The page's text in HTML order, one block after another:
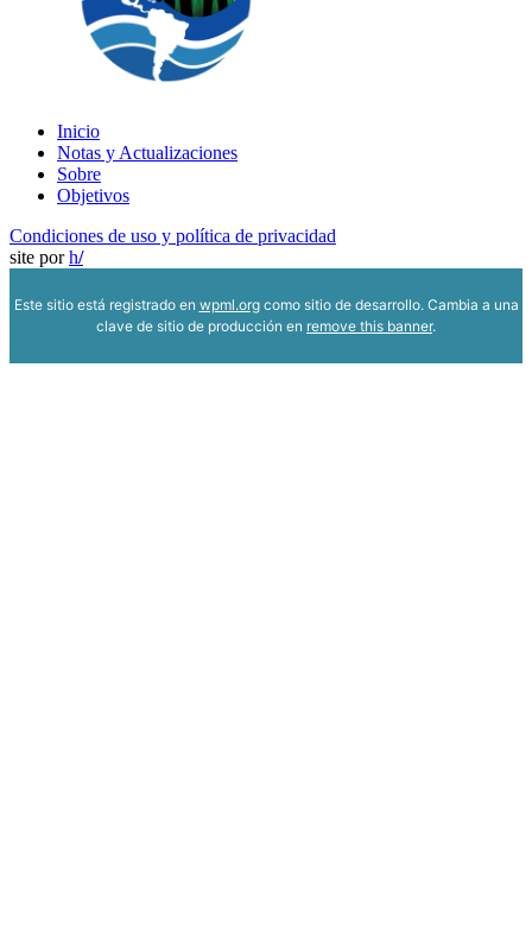
Inicio
Notas y Actualizaciones
Sobre
Objetivos
Condiciones de uso y política de privacidad
site por h/
Este sitio está registrado en wpml.orgcomo sitio de desarrollo. Cambia a una
clave de sitio de producción en remove this banner.